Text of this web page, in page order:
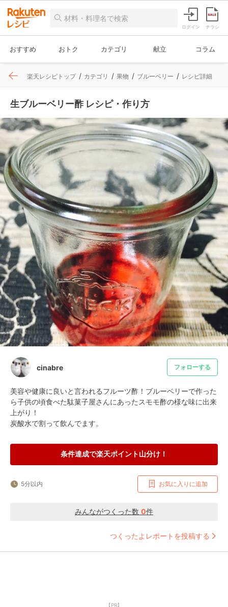
ログイン チラシ
おすすめ おトク カテゴリ 献立 コラム
楽天レシピトップ カテゴリ 果物 ブルーベリー レシピ詳細
生ブルーベリー酢 レシピ・作り方
cinabre フォローする
美容や健康に良いと言われるフルーツ酢！ブルーベリーで作った
ら子供の頃食べた駄菓子屋さんにあったスモモ酢の様な味に出来
上がり！
炭酸水で割って飲んでます。
条件達成で楽天ポイント山分け！
5分以内 お気に入りに追加
みんながつくった数 0件
つくったよレポートを投稿する
【PR】